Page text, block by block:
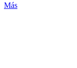
Más